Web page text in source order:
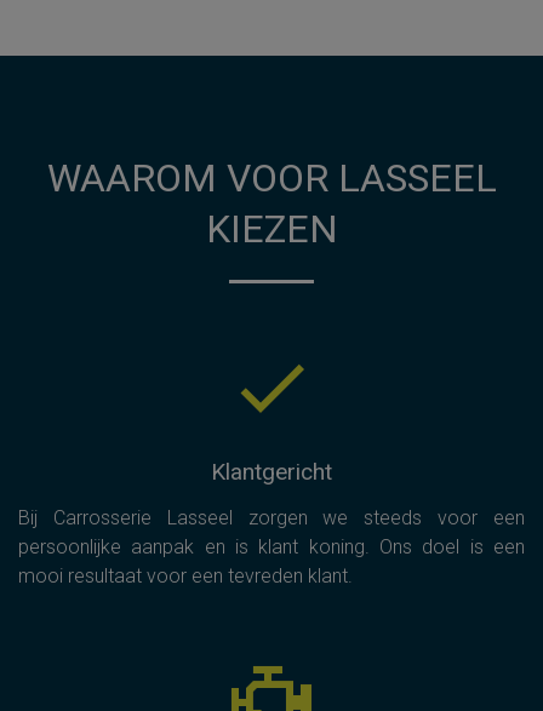
WAAROM VOOR LASSEEL
KIEZEN
Klantgericht
Bij Carrosserie Lasseel zorgen we steeds voor een
persoonlijke aanpak en is klant koning. Ons doel is een
mooi resultaat voor een tevreden klant.